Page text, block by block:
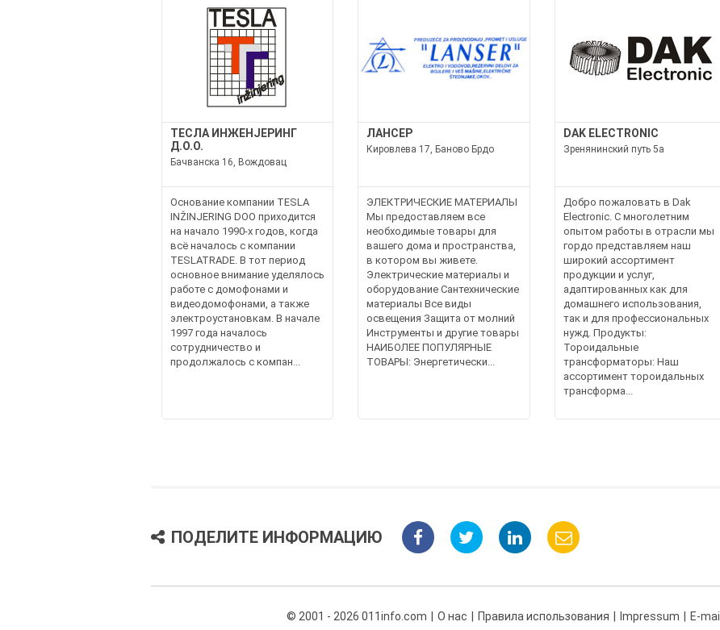
ТЕСЛА ИНЖЕНЈЕРИНГ
Д.О.О.
Бачванска 16, Вождовац
Основание компании TESLA
INŽINJERING DOO приходится
на начало 1990-х годов, когда
всё началось с компании
TESLATRADE. В тот период
основное внимание уделялось
работе с домофонами и
видеодомофонами, а также
электроустановкам. В начале
1997 года началось
сотрудничество и
продолжалось с компан...
ЛАНСЕР
Кировлева 17, Баново Брдо
ЭЛЕКТРИЧЕСКИЕ МАТЕРИАЛЫ
Мы предоставляем все
необходимые товары для
вашего дома и пространства,
в котором вы живете.
Электрические материалы и
оборудование Сантехнические
материалы Все виды
освещения Защита от молний
Инструменты и другие товары
НАИБОЛЕЕ ПОПУЛЯРНЫЕ
ТОВАРЫ: Энергетически...
DAK ELECTRONIC
Зренянинский путь 5а
Добро пожаловать в Dak
Electronic. С многолетним
опытом работы в отрасли мы
гордо представляем наш
широкий ассортимент
продукции и услуг,
адаптированных как для
домашнего использования,
так и для профессиональных
нужд. Продукты:
Тороидальные
трансформаторы: Наш
ассортимент тороидальных
трансформа...
ПОДЕЛИТЕ ИНФОРМАЦИЮ
© 2001 - 2026 011info.com О нас Правила использования Impressum E-mail